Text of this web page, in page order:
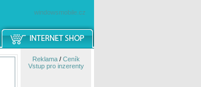
windowsmobile.cz
Reklama/ Ceník
Vstup pro inzerenty